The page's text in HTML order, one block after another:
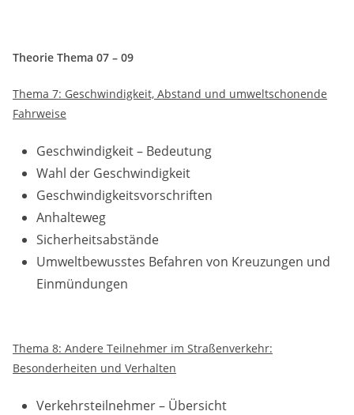
Theorie Thema 07 – 09
Thema 7: Geschwindigkeit, Abstand und umweltschonende
Fahrweise
Geschwindigkeit – Bedeutung
Wahl der Geschwindigkeit
Geschwindigkeitsvorschriften
Anhalteweg
Sicherheitsabstände
Umweltbewusstes Befahren von Kreuzungen und
Einmündungen
Thema 8: Andere Teilnehmer im Straßenverkehr:
Besonderheiten und Verhalten
Verkehrsteilnehmer – Übersicht